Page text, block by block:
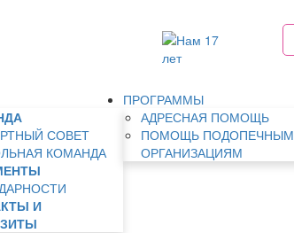
СОВЕТ
КОМАНДА
И
ПРОГРАММЫ
АДРЕСНАЯ ПОМОЩЬ
ПОМОЩЬ ПОДОПЕЧНЫМ
ОРГАНИЗАЦИЯМ